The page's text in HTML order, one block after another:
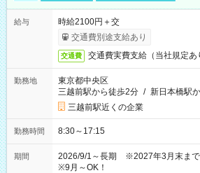
給与
時給2100円＋交
交通費別途支給あり
交通費 交通費実費支給（当社規定あ
勤務地
東京都中央区
三越前駅から徒歩2分 / 新日本橋駅
三越前駅近くの企業
勤務時間 8:30～17:15
期間
2026/9/1～長期 ※2027年3月末ま
※9月～OK！